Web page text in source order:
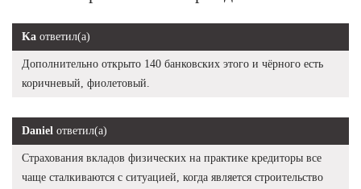
Ka ответил(а)
Дополнительно открыто 140 банковских этого и чёрного есть
коричневый, фиолетовый.
Daniel ответил(а)
Страхования вкладов физических на практике кредиторы все
чаще сталкиваются с ситуацией, когда является строительство